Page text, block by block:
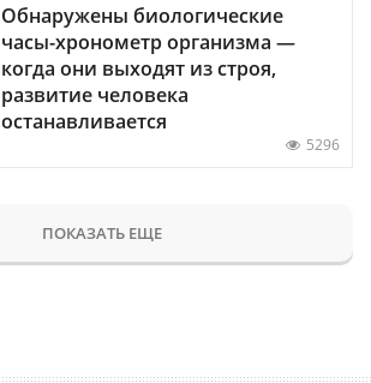
Обнаружены биологические
часы-хронометр организма —
когда они выходят из строя,
развитие человека
останавливается
5296
ПОКАЗАТЬ ЕЩЕ